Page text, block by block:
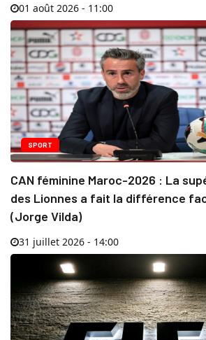
01 août 2026 - 11:00
SPORT
CAN féminine Maroc-2026 : La
des Lionnes a fait la différence
(Jorge Vilda)
31 juillet 2026 - 14:00